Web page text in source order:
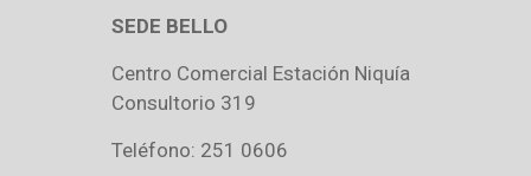
SEDE BELLO
Centro Comercial Estación Niquía
Consultorio 319
Teléfono: 251 0606